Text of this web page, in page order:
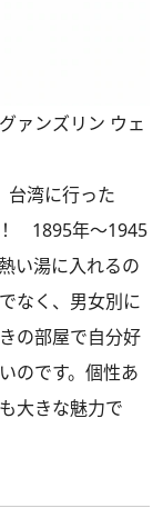
ァンズリン ウェ
台湾に行った
！ 1895年～1945
い湯に入れるの
なく、男女別に
の部屋で自分好
のです。個性あ
大きな魅力で